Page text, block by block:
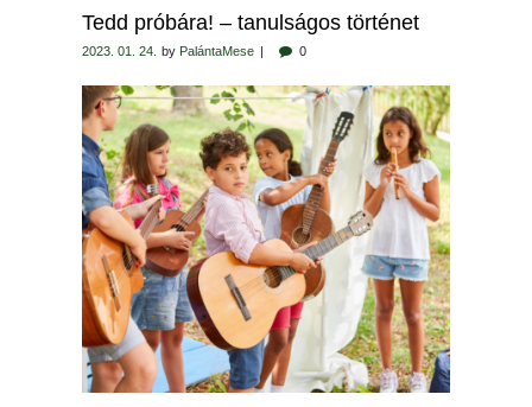
Tedd próbára! – tanulságos történet
2023. 01. 24. by PalántaMese 0